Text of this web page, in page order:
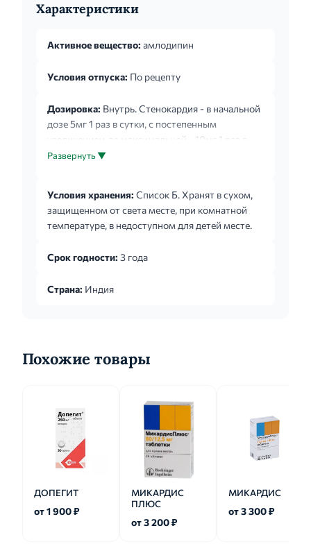
Характеристики
Активное вещество: амлодипин
Условия отпуска: По рецепту
Дозировка: Внутрь. Стенокардия - в начальной
дозе 5мг 1 раз в сутки, с постепенным
увеличением до максимальной - 10мг 1 раз в
сутки. Артериальная гипертензия - 5мг (у
увеличивают до 10мг.
Развернуть ▼
Условия хранения: Список Б. Хранят в сухом,
защищенном от света месте, при комнатной
температуре, в недоступном для детей месте.
Срок годности: 3 года
Страна: Индия
Похожие товары
ДОПЕГИТ
от 1 900 ₽
МИКАРДИС
ПЛЮС
от 3 200 ₽
МИКАРДИС
от 3 300 ₽